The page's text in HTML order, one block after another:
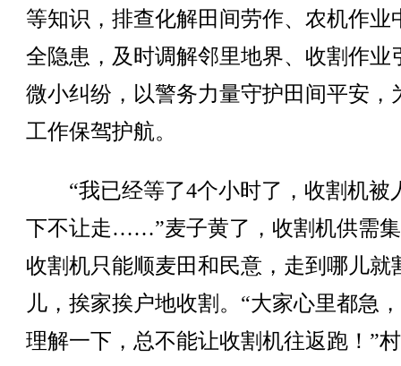
等知识，排查化解田间劳作、农机作业
全隐患，及时调解邻里地界、收割作业
微小纠纷，以警务力量守护田间平安，
工作保驾护航。
“我已经等了4个小时了，收割机被
下不让走……”麦子黄了，收割机供需
收割机只能顺麦田和民意，走到哪儿就
儿，挨家挨户地收割。“大家心里都急
理解一下，总不能让收割机往返跑！”